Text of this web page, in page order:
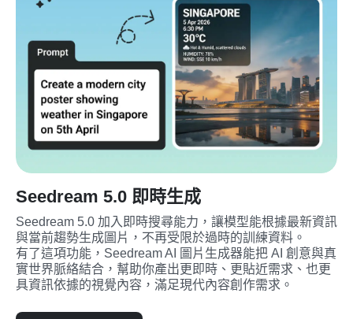
Seedream 5.0 即時生成
Seedream 5.0 加入即時搜尋能力，讓模型能根據最新資訊
與當前趨勢生成圖片，不再受限於過時的訓練資料。
有了這項功能，Seedream AI 圖片生成器能把 AI 創意與真
實世界脈絡結合，幫助你產出更即時、更貼近需求、也更
具資訊依據的視覺內容，滿足現代內容創作需求。